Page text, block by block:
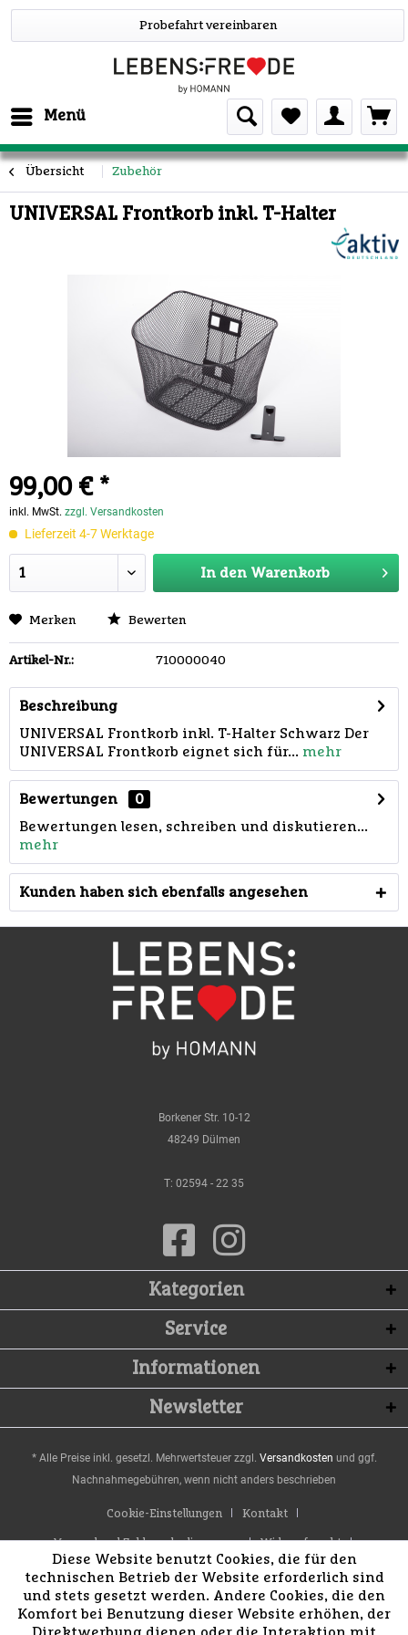
Probefahrt vereinbaren
Menü
Übersicht Zubehör
UNIVERSAL Frontkorb inkl. T-Halter
99,00 € *
inkl. MwSt. zzgl. Versandkosten
Lieferzeit 4-7 Werktage
In den Warenkorb
Merken Bewerten
Artikel-Nr.: 710000040
Beschreibung
UNIVERSAL Frontkorb inkl. T-Halter Schwarz Der
UNIVERSAL Frontkorb eignet sich für... mehr
Bewertungen
0
Bewertungen lesen, schreiben und diskutieren...
mehr
Kunden haben sich ebenfalls angesehen
Borkener Str. 10-12
48249 Dülmen
T: 02594 - 22 35
Kategorien
Service
Informationen
Newsletter
* Alle Preise inkl. gesetzl. Mehrwertsteuer zzgl. Versandkosten und ggf.
Nachnahmegebühren, wenn nicht anders beschrieben
Cookie-Einstellungen Kontakt
Versand und Zahlungsbedingungen Widerrufsrecht
Datenschutz AGB Impressum
Diese Website benutzt Cookies, die für den
technischen Betrieb der Website erforderlich sind
und stets gesetzt werden. Andere Cookies, die den
Komfort bei Benutzung dieser Website erhöhen, der